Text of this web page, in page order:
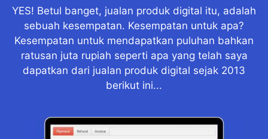
YES! Betul banget, jualan produk digital itu, adalah
sebuah kesempatan. Kesempatan untuk apa?
Kesempatan untuk mendapatkan puluhan bahkan
ratusan juta rupiah seperti apa yang telah saya
dapatkan dari jualan produk digital sejak 2013
berikut ini...